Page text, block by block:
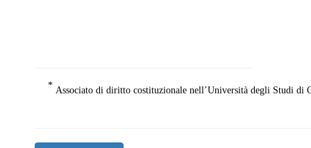
* Associato di diritto costituzionale nell’Università degli Studi di